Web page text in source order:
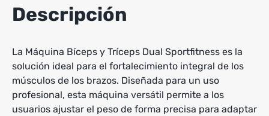
Descripción
La Máquina Bíceps y Tríceps Dual Sportfitness es la
solución ideal para el fortalecimiento integral de los
músculos de los brazos. Diseñada para un uso
profesional, esta máquina versátil permite a los
usuarios ajustar el peso de forma precisa para adaptar